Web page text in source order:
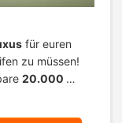
für euren
zu müssen!
20.000 …